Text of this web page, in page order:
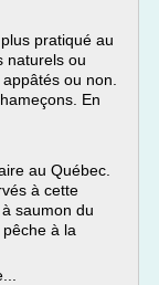
pratiqué au
naturels ou
ou non.
En
au Québec.
à cette
saumon du
à la